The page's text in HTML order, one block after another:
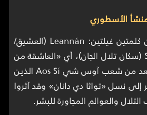
الأسطوري
الاسم مركب من كلمتين غيلتين: Leannán (العشيق/
الحبيب) و Sídhe (سكان تلال الجان)، أي «العاشقة من
عالم الجنيات». تُعد من شعب آوس شي Aos Sí الذين
إلى نسل «تواثا دي دانان» وقد آثروا
والعوالم المجاورة للبشر.